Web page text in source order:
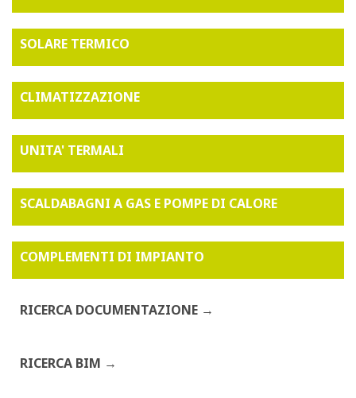
SOLARE TERMICO
CLIMATIZZAZIONE
UNITA' TERMALI
SCALDABAGNI A GAS E POMPE DI CALORE
COMPLEMENTI DI IMPIANTO
RICERCA DOCUMENTAZIONE
RICERCA BIM